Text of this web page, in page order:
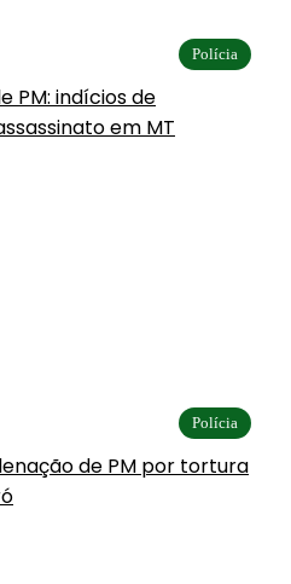
Polícia
PM: indícios de
em MT
Polícia
de PM por tortura